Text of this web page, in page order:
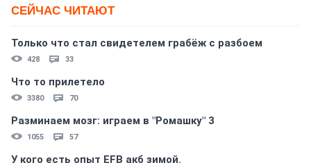
СЕЙЧАС ЧИТАЮТ
Только что стал свидетелем грабёж с разбоем
428 33
Что то прилетело
3380 70
Разминаем мозг: играем в "Ромашку" 3
1055 57
У кого есть опыт EFB акб зимой.